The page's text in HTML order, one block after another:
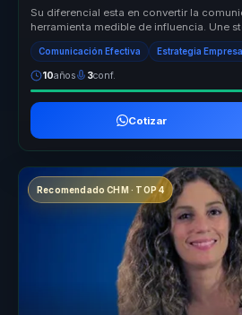
Su diferencial esta en convertir la
herramienta medible de influencia. Une
presencia y pers...
Comunicación Efectiva Estrategia
10años 3conf.
Cotizar
Recomendado CHM · TOP 4